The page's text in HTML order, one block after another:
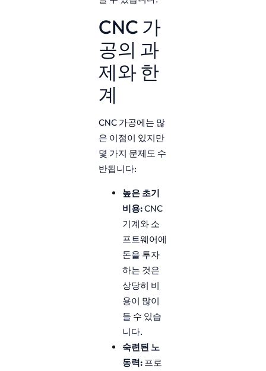
CNC 가
공의 과
제와 한
계
CNC 가공에는 많
은 이점이 있지만
몇 가지 문제도 수
반됩니다:
높은 초기
비용:CNC
기계와 소
프트웨어에
돈을 투자
하는 것은
상당히 비
용이 많이
들 수 있습
니다.
숙련된 노
동력: 프로